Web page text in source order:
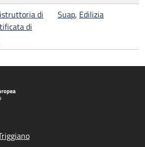
di
di
Suap, Edilizia